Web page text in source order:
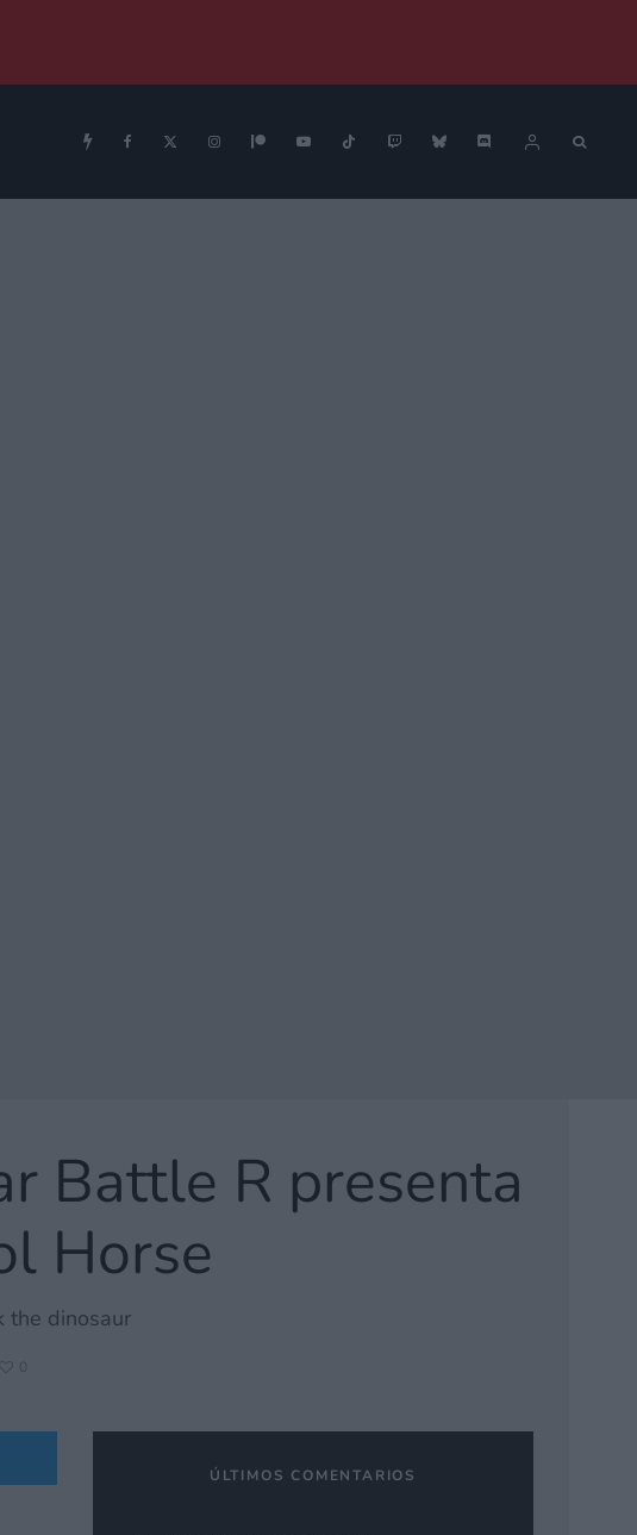
Battle R presenta
Horse
the dinosaur
0
ÚLTIMOS COMENTARIOS